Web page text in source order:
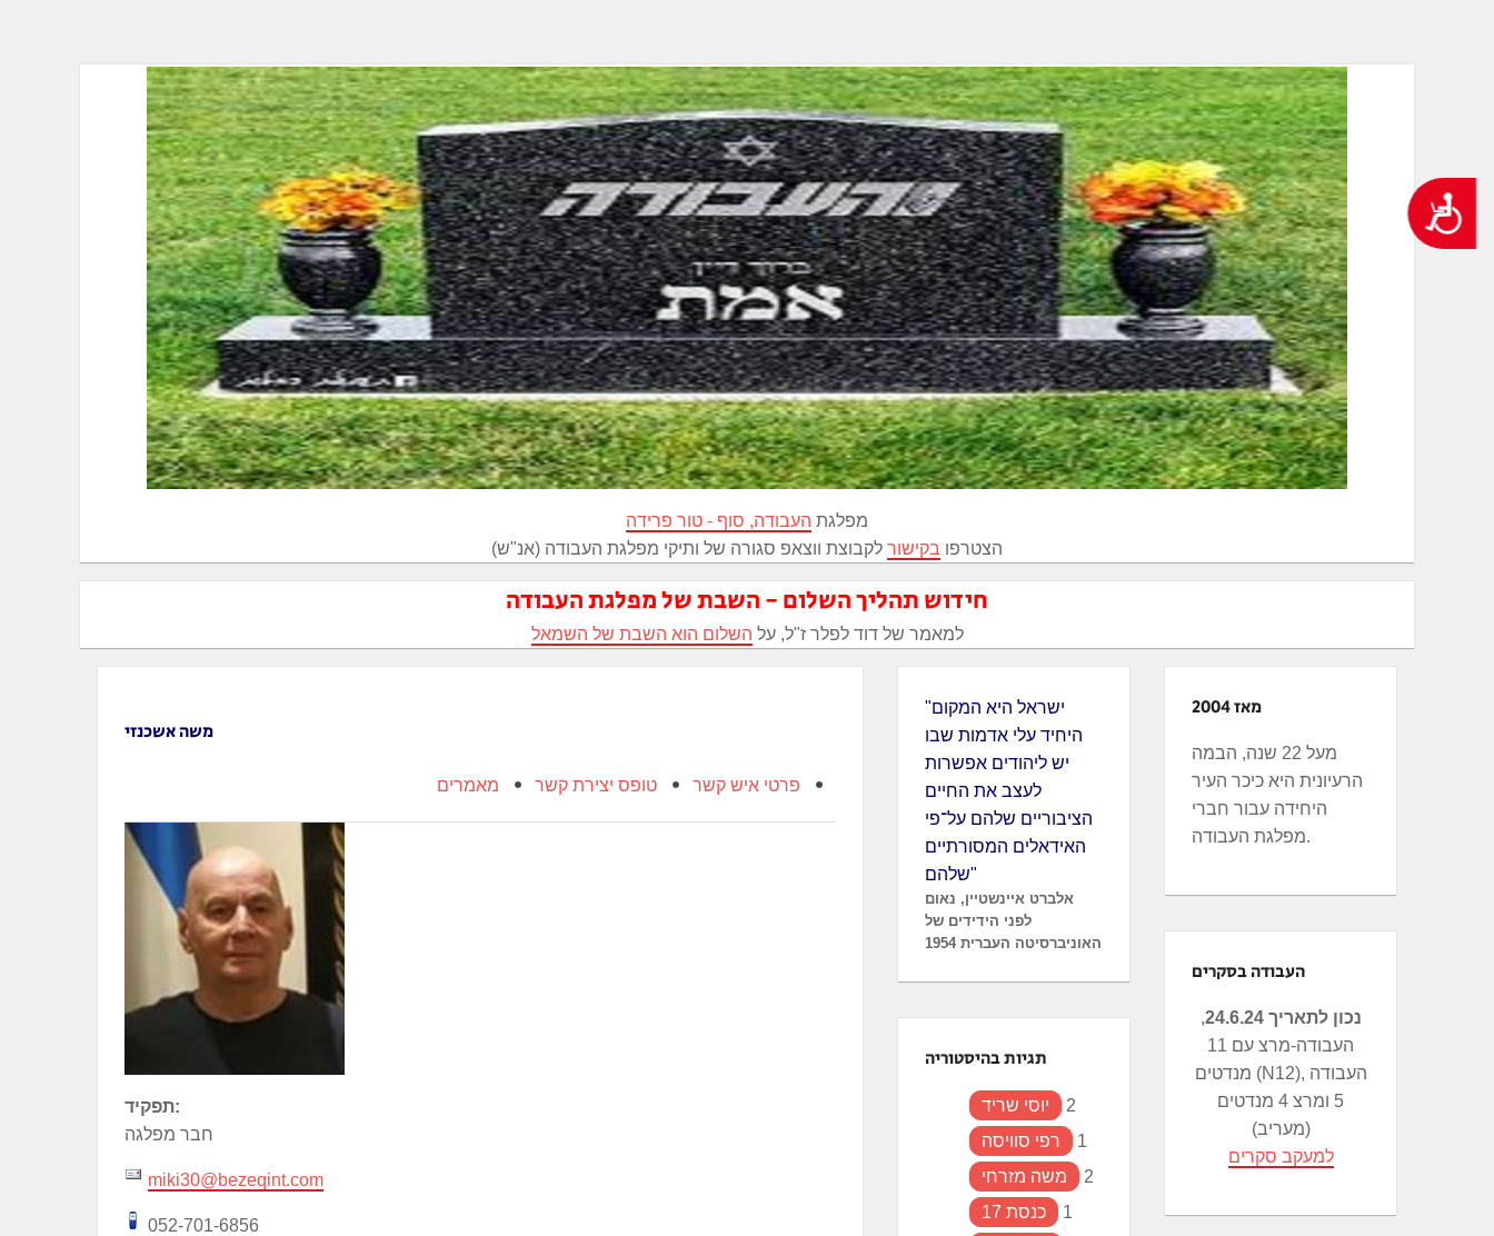
נגישות
מפלגת העבודה, סוף - טור פרידה
הצטרפו בקישור לקבוצת ווצאפ סגורה של ותיקי מפלגת העבודה (אנ"ש)
חידוש תהליך השלום - השבת של מפלגת העבודה
למאמר של דוד לפלר ז"ל, על השלום הוא השבת של השמאל
משה אשכנזי
פרטי איש קשר טופס יצירת קשר מאמרים
תפקיד:
חבר מפלגה
miki30@bezeqint.com
052-701-6856
"ישראל היא המקום
היחיד עלי אדמות שבו
יש ליהודים אפשרות
לעצב את החיים
הציבוריים שלהם על־פי
האידאלים המסורתיים
שלהם"
אלברט איינשטיין, נאום
לפני הידידים של
האוניברסיטה העברית 1954
מאז 2004
מעל 22 שנה, הבמה
הרעיונית היא כיכר העיר
היחידה עבור חברי
מפלגת העבודה.
העבודה בסקרים
נכון לתאריך 24.6.24
,
העבודה-מרצ עם 11
מנדטים (N12), העבודה
5 ומרצ 4 מנדטים
(מעריב)
למעקב סקרים
תגיות בהיסטוריה
יוסי שריד
2
רפי סוויסה
1
משה מזרחי
2
כנסת 17
1